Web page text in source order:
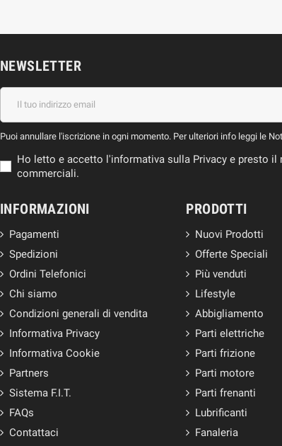
NEWSLETTER
Puoi annullare l'iscrizione in ogni momento. Per ulteriori info leggi le
Ho letto e accetto l'informativa sulla Privacy e presto
commerciali.
INFORMAZIONI
Pagamenti
Spedizioni
Ordini Telefonici
Chi siamo
Condizioni generali di vendita
Informativa Privacy
Informativa Cookie
Partners
Sistema F.I.T.
FAQs
Contattaci
PRODOTTI
Nuovi Prodotti
Offerte Speciali
Più venduti
Lifestyle
Abbigliamento
Parti elettriche
Parti frizione
Parti motore
Parti frenanti
Lubrificanti
Fanaleria